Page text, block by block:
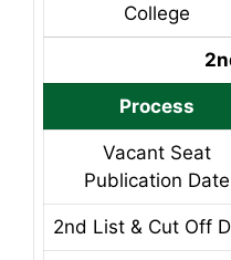
College
Process
Vacant Seat
Publication Date
2nd List & Cut Off